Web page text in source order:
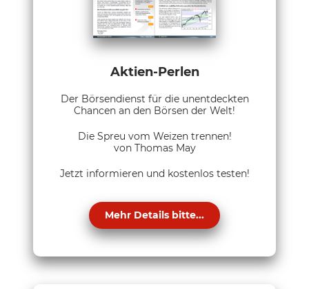
Aktien-Perlen
Der Börsendienst für die unentdeckten
Chancen an den Börsen der Welt!
Die Spreu vom Weizen trennen!
von Thomas May
Jetzt informieren und kostenlos testen!
Mehr Details bitte...